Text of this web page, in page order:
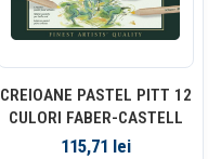
CREIOANE PASTEL PITT 12
CULORI FABER-CASTELL
115,71 lei